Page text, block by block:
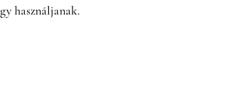
használjanak.